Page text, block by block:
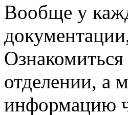
Вообще у
отделении, а
информацию